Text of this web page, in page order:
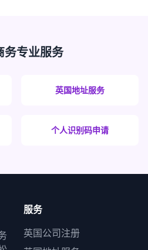
务专业服务
英国地址服务
个人识别码申请
服务
英国公司注册